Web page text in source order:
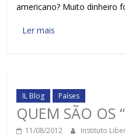
americano? Muito dinheiro
Ler mais
IL Blog Países
QUEM SÃO OS
11/08/2012 Instituto